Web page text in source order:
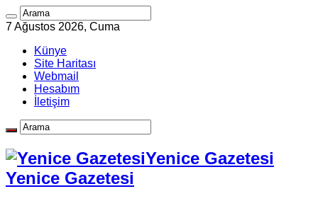
7 Ağustos 2026, Cuma
Künye
Site Haritası
Webmail
Hesabım
İletişim
Yenice Gazetesi
Yenice Gazetesi